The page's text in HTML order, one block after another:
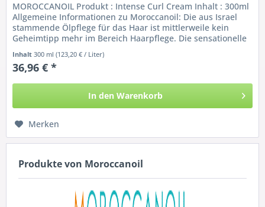
MOROCCANOIL Produkt : Intense Curl Cream Inhalt : 300ml
Allgemeine Informationen zu Moroccanoil: Die aus Israel
stammende Ölpflege für das Haar ist mittlerweile kein
Geheimtipp mehr im Bereich Haarpflege. Die sensationelle
Inhalt300 ml(123,20 € / Liter)
36,96 € *
In den Warenkorb
Merken
Produkte von Moroccanoil